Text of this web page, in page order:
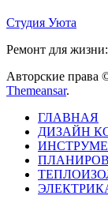
Студия Уюта
Ремонт для
Авторские права
Themeansar.
ГЛАВНАЯ
ДИЗАЙН